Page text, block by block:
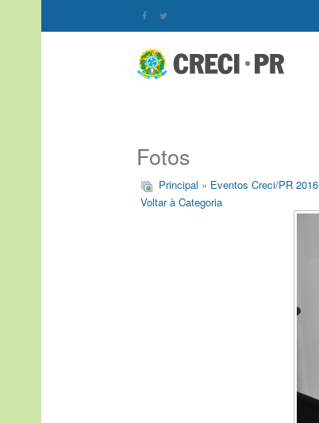
Fotos
Principal » Eventos Creci/PR 2016
Voltar à Categoria